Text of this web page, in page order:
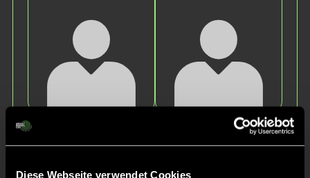
Diese Webseite verwendet Cookies
Joona